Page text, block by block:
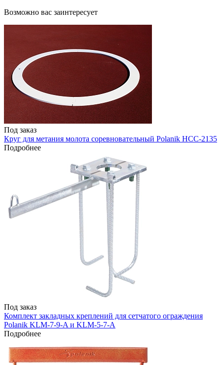
Возможно вас заинтересует
Под заказ
Круг для метания молота соревновательный Polanik HCC-2135
Подробнее
Под заказ
Комплект закладных креплений для сетчатого ограждения
Polanik KLM-7-9-A и KLM-5-7-А
Подробнее